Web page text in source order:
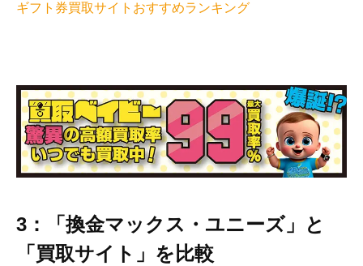
ギフト券買取サイトおすすめランキング
3：「換金マックス・ユニーズ」と
「買取サイト」を比較